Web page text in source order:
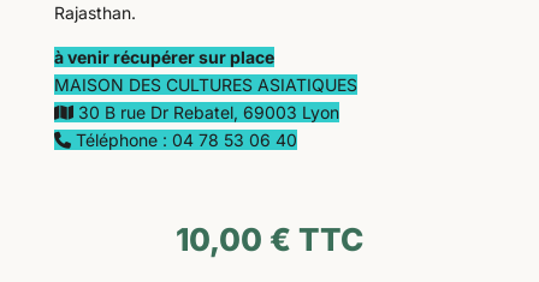
Rajasthan.
à venir récupérer sur place
MAISON DES CULTURES ASIATIQUES
30 B rue Dr Rebatel, 69003 Lyon
Téléphone : 04 78 53 06 40
10,00 € TTC